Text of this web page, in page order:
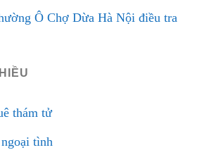
Ô Chợ Dừa Hà Nội điều tra
thám tử
tình